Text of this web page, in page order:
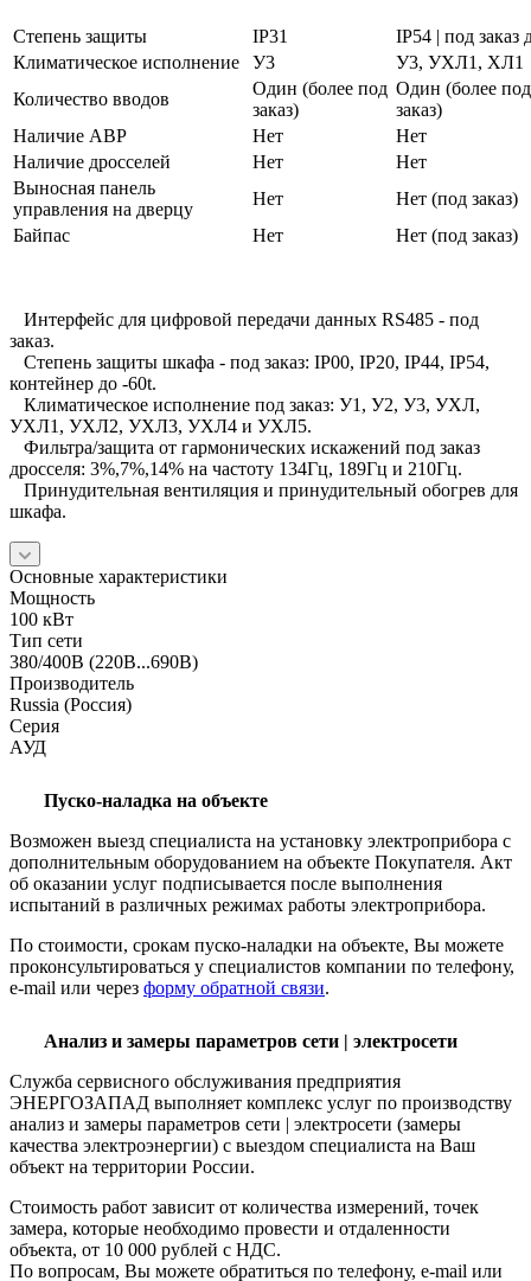
Степень защиты IP31
IP54 | под заказ
Климатическое исполнение
У3
У3, УХЛ1, ХЛ1
Количество вводов
Один (более под
заказ)
Один (более под
заказ)
Наличие АВР
Нет
Нет
Наличие дросселей
Нет
Нет
Выносная панель
управления на дверцу
Нет
Нет (под заказ)
Байпас
Нет Нет (под заказ)
Интерфейс для цифровой передачи данных RS485 - под
заказ.
Степень защиты шкафа - под заказ: IP00, IP20, IP44, IP54,
контейнер до -60t.
Климатическое исполнение под заказ: У1, У2, У3, УХЛ,
УХЛ1, УХЛ2, УХЛ3, УХЛ4 и УХЛ5.
Фильтра/защита от гармонических искажений под заказ
дросселя: 3%,7%,14% на частоту 134Гц, 189Гц и 210Гц.
Принудительная вентиляция и принудительный обогрев для
шкафа.
Основные характеристики
Мощность
100 кВт
Тип сети
380/400В (220В...690В)
Производитель
Russia (Россия)
Серия
АУД
Пуско-наладка на объекте
Возможен выезд специалиста на установку электроприбора с
дополнительным оборудованием на объекте Покупателя. Акт
об оказании услуг подписывается после выполнения
испытаний в различных режимах работы электроприбора.
По стоимости, срокам пуско-наладки на объекте, Вы можете
проконсультироваться у специалистов компании по телефону,
e-mail или через форму обратной связи.
Анализ и замеры параметров сети | электросети
Служба сервисного обслуживания предприятия
ЭНЕРГОЗАПАД выполняет комплекс услуг по производству
анализ и замеры параметров сети | электросети (замеры
качества электроэнергии) с выездом специалиста на Ваш
объект на территории России.
Стоимость работ зависит от количества измерений, точек
замера, которые необходимо провести и отдаленности
объекта, от 10 000 рублей с НДС.
По вопросам, Вы можете обратиться по телефону, e-mail или